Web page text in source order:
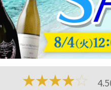
セレクテッド・パ
ーサ 赤ワイン フ
商品番号：2101350000059
33 ポイント進呈 26
★★★★☆